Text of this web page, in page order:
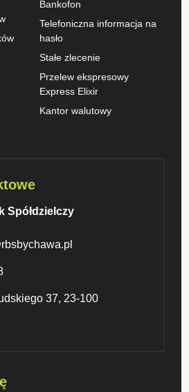
Bankofon
Telefoniczna informacja na
hasło
Stałe zlecenie
Przelew ekspresowy
Express Elixir
Kantor walutowy
Spółdzielczy
37, 23-100